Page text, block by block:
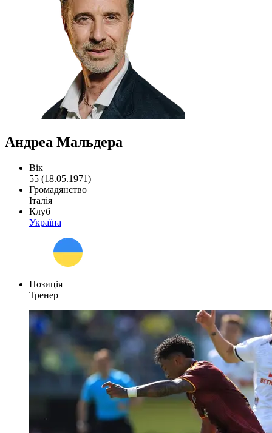
Андреа Мальдера
Вік
55 (18.05.1971)
Громадянство
Італія
Клуб
Україна
Позиція
Тренер